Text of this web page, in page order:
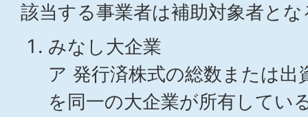
該当する事業者は補助対象者と
みなし大企業
ア 発行済株式の総数または出
を同一の大企業が所有してい